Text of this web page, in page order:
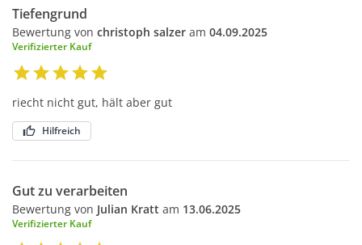
Tiefengrund
Bewertung von christoph salzer am 04.09.2025
Verifizierter Kauf
riecht nicht gut, hält aber gut
Hilfreich
Gut zu verarbeiten
Bewertung von Julian Kratt am 13.06.2025
Verifizierter Kauf